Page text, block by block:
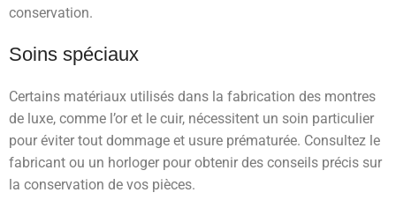
conservation.
Soins spéciaux
Certains matériaux utilisés dans la fabrication des montres
de luxe, comme l’or et le cuir, nécessitent un soin particulier
pour éviter tout dommage et usure prématurée. Consultez le
fabricant ou un horloger pour obtenir des conseils précis sur
la conservation de vos pièces.